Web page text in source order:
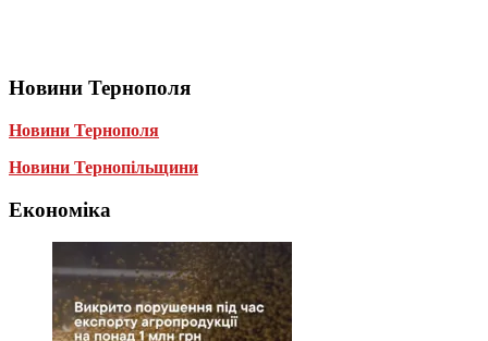
Новини Тернополя
Новини Тернополя
Новини Тернопільщини
Економіка